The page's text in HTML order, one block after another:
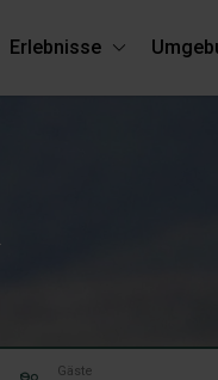
Erlebnisse
Gäste